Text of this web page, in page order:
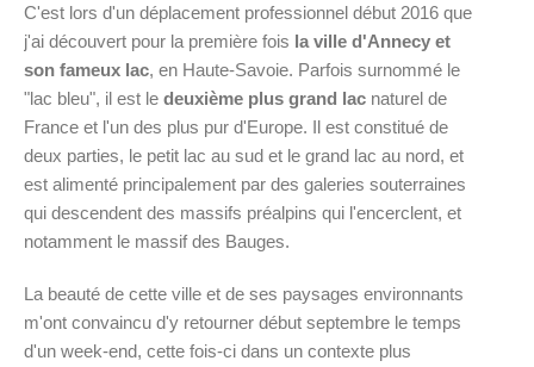
C'est lors d'un déplacement professionnel début 2016 que
j'ai découvert pour la première fois la ville d'Annecy et
son fameux lac, en Haute-Savoie. Parfois surnommé le
"lac bleu", il est le deuxième plus grand lac naturel de
France et l'un des plus pur d'Europe. Il est constitué de
deux parties, le petit lac au sud et le grand lac au nord, et
est alimenté principalement par des galeries souterraines
qui descendent des massifs préalpins qui l'encerclent, et
notamment le massif des Bauges.
La beauté de cette ville et de ses paysages environnants
m'ont convaincu d'y retourner début septembre le temps
d'un week-end, cette fois-ci dans un contexte plus